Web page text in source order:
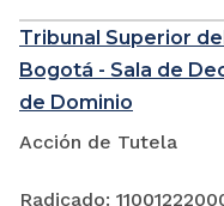
Tribunal Superior
Bogotá - Sala de
de Dominio
Acción de Tutela
Radicado: